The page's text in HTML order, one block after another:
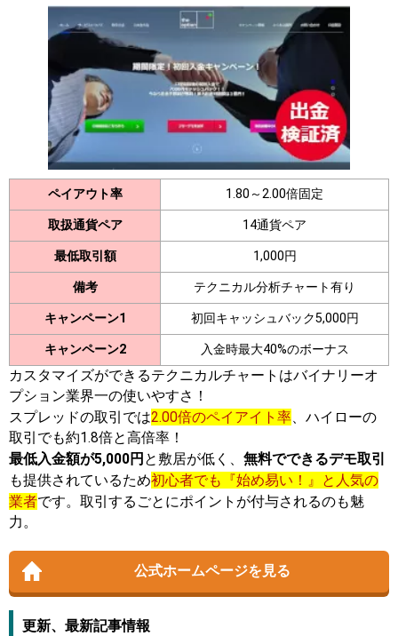
ペイアウト率 1.80～2.00倍固定
取扱通貨ペア 14通貨ペア
最低取引額 1,000円
備考 テクニカル分析チャート有り
キャンペーン1 初回キャッシュバック5,000円
キャンペーン2 入金時最大40%のボーナス
カスタマイズができるテクニカルチャートはバイナリーオ
プション業界一の使いやすさ！
スプレッドの取引では2.00倍のペイアイト率、ハイローの
取引でも約1.8倍と高倍率！
最低入金額が5,000円 と敷居が低く、 無料でできるデモ取引
も提供されているため初心者でも『始め易い！』と人気の
業者です。取引するごとにポイントが付与されるのも魅
力。
公式ホームページを見る
更新、最新記事情報